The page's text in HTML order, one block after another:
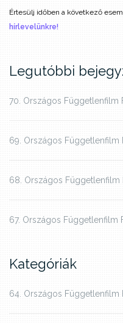
Értesülj időben a következő
hírlevelünkre!
Legutóbbi
70. Országos Függetlenfilm
69. Országos Függetlenfilm
68. Országos Függetlenfilm
67. Országos Függetlenfilm
Kategóriák
64. Országos Függetlenfilm